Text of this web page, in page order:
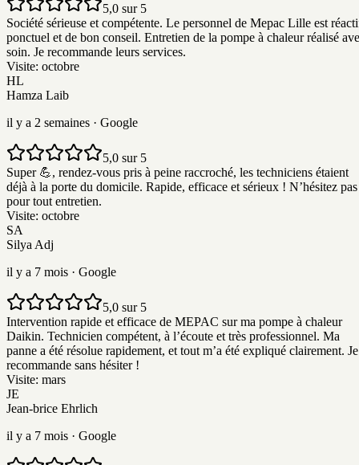
5,0 sur 5
Société sérieuse et compétente. Le personnel de Mepac Lille est
ponctuel et de bon conseil. Entretien de la pompe à chaleur réalisé
soin. Je recommande leurs services.
Visite: octobre
HL
Hamza Laib
il y a 2 semaines · Google
5,0 sur 5
Super 💪, rendez-vous pris à peine raccroché, les techniciens étaient
déjà à la porte du domicile. Rapide, efficace et sérieux ! N’hésitez pas
pour tout entretien.
Visite: octobre
SA
Silya Adj
il y a 7 mois · Google
5,0 sur 5
Intervention rapide et efficace de MEPAC sur ma pompe à chaleur
Daikin. Technicien compétent, à l’écoute et très professionnel. Ma
panne a été résolue rapidement, et tout m’a été expliqué clairement. Je
recommande sans hésiter !
Visite: mars
JE
Jean-brice Ehrlich
il y a 7 mois · Google